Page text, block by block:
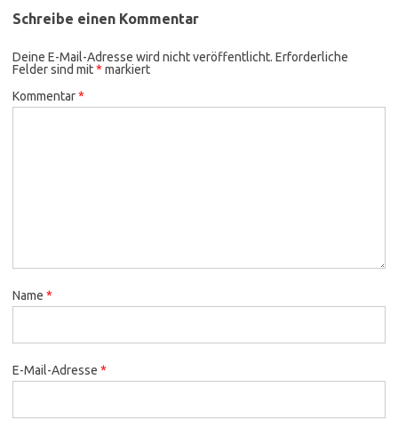
Schreibe einen Kommentar
Deine E-Mail-Adresse wird nicht veröffentlicht. Erforderliche
Felder sind mit* markiert
Kommentar*
Name *
E-Mail-Adresse *